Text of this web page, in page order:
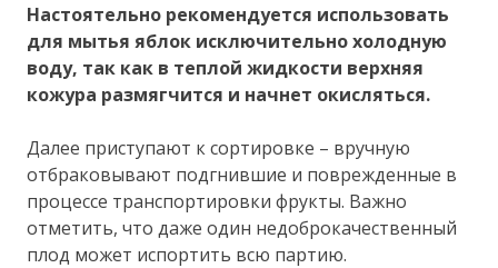
Настоятельно рекомендуется использовать
для мытья яблок исключительно холодную
воду, так как в теплой жидкости верхняя
кожура размягчится и начнет окисляться.
Далее приступают к сортировке – вручную
отбраковывают подгнившие и поврежденные в
процессе транспортировки фрукты. Важно
отметить, что даже один недоброкачественный
плод может испортить всю партию.